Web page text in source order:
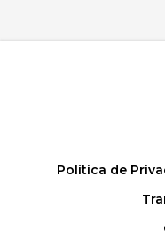
Política de